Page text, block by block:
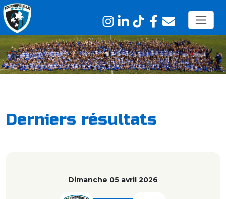
Derniers résultats
Dimanche 05 avril 2026